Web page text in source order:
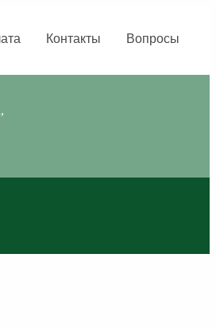
Вопросы
Контакты